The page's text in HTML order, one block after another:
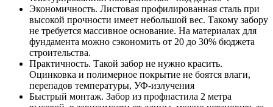
Экономичность. Листовая профилированная сталь при
высокой прочности имеет небольшой вес. Такому забору
не требуется массивное основание. На материалах для
фундамента можно сэкономить от 20 до 30% бюджета
строительства.
Практичность. Такой забор не нужно красить.
Оцинковка и полимерное покрытие не боятся влаги,
перепадов температуры, УФ-излучения
Быстрый монтаж. Забор из профнастила 2 метра